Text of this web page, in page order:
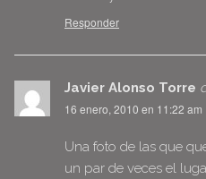
Responder
Javier Alonso Torre
16 enero, 2010 en 11:22 am
Una foto de las que
un par de veces el